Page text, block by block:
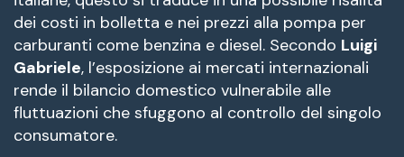
dei costi in bolletta e nei prezzi alla pompa per
carburanti come benzina e diesel. Secondo Luigi
Gabriele, l’esposizione ai mercati internazionali
rende il bilancio domestico vulnerabile alle
fluttuazioni che sfuggono al controllo del singolo
consumatore.